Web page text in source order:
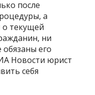
после
а
о текущей
ни
его
Новости юрист
себя